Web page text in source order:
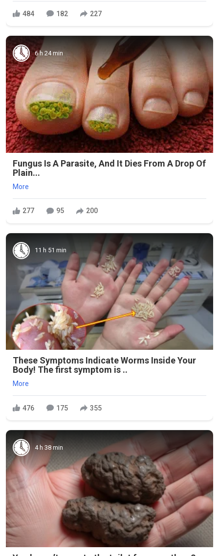
484 182 227
6 h 24 min
Fungus Is A Parasite, And It Dies From A Drop Of
Plain...
More
277 95 200
11 h 51 min
These Symptoms Indicate Worms Inside Your
Body! The first symptom is ..
More
476 175 355
4 h 38 min